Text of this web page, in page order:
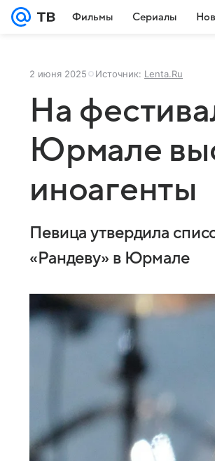
Фильмы Сериалы
2 июня 2025 Источник: Lenta.Ru
На
Юрмале
иноагенты
Певица утвердила
«Рандеву» в Юрмале